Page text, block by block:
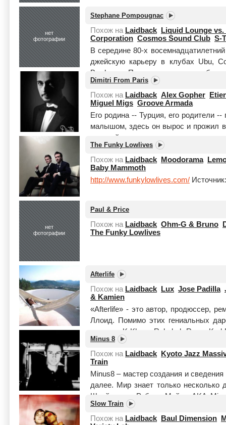
нет
фотографии
Stephane Pompougnac
Похож на Laidback
Liquid Lounge vs.
Corporation Cosmos Sound Club S-
В середине 80-х
джейскую карьеру в клубах Ubu,
Bordeaux. После окончания учебы
шес...Читать целиком
Dimitri From Paris
Похож на Laidback Alex Gopher
Miguel Migs Groove Armada
Его родина -- Турция, его родители
малышом, здесь он вырос и прожил
ди-джейские опыты он проводил
перекочевали в эфир фр...
The Funky Lowlives
Похож на Laidback Moodorama
Baby Mammoth
http://www.funkylowlives.com/
нет
фотографии
Paul & Price
Похож на Laidback Ohm-G & Bruno
The Funky Lowlives
Afterlife
Похож на Laidback Lux Jose Padilla
& Kamien
«Afterlife» - это автор, продюссер,
Ллоид. Помимо этих гениальных
участие: K-Klass, Rebekah Ryan,
Читать целиком
Minus 8
Похож на Laidback
Kyoto Jazz
Train
Minus8 – мастер создания и
далее. Мир знает только несколько
Швейцарии. Роберт Мейер AKA
среди д... Читать целиком
Slow Train
Похож на Laidback Baul Dimension